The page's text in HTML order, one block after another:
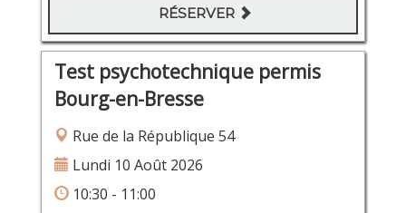
RÉSERVER
Test psychotechnique permis
Bourg-en-Bresse
Rue de la République 54
Lundi 10 Août 2026
10:30 - 11:00